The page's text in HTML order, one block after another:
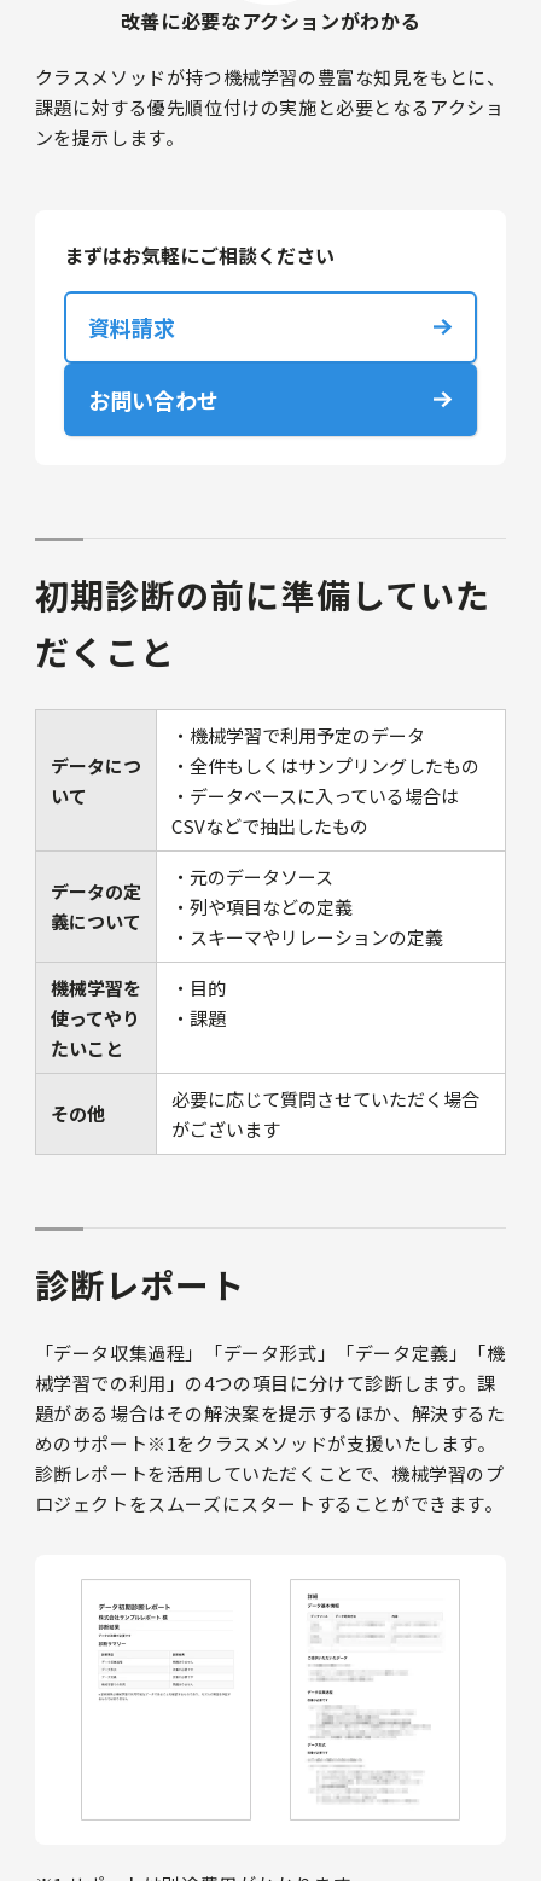
改善に必要なアクションがわかる
クラスメソッドが持つ機械学習の豊富な知見をもとに、
課題に対する優先順位付けの実施と必要となるアクショ
ンを提示します。
まずはお気軽にご相談ください
資料請求
お問い合わせ
初期診断の前に準備していた
だくこと
データにつ
いて
・機械学習で利用予定のデータ
・全件もしくはサンプリングしたもの
・データベースに入っている場合は
CSVなどで抽出したもの
データの定
義について
・元のデータソース
・列や項目などの定義
・スキーマやリレーションの定義
機械学習を
使ってやり
たいこと
・目的
・課題
その他
必要に応じて質問させていただく場合
がございます
診断レポート
「データ収集過程」「データ形式」「データ定義」「機
械学習での利用」の4つの項目に分けて診断します。課
題がある場合はその解決案を提示するほか、解決するた
めのサポート※1をクラスメソッドが支援いたします。
診断レポートを活用していただくことで、機械学習のプ
ロジェクトをスムーズにスタートすることができます。